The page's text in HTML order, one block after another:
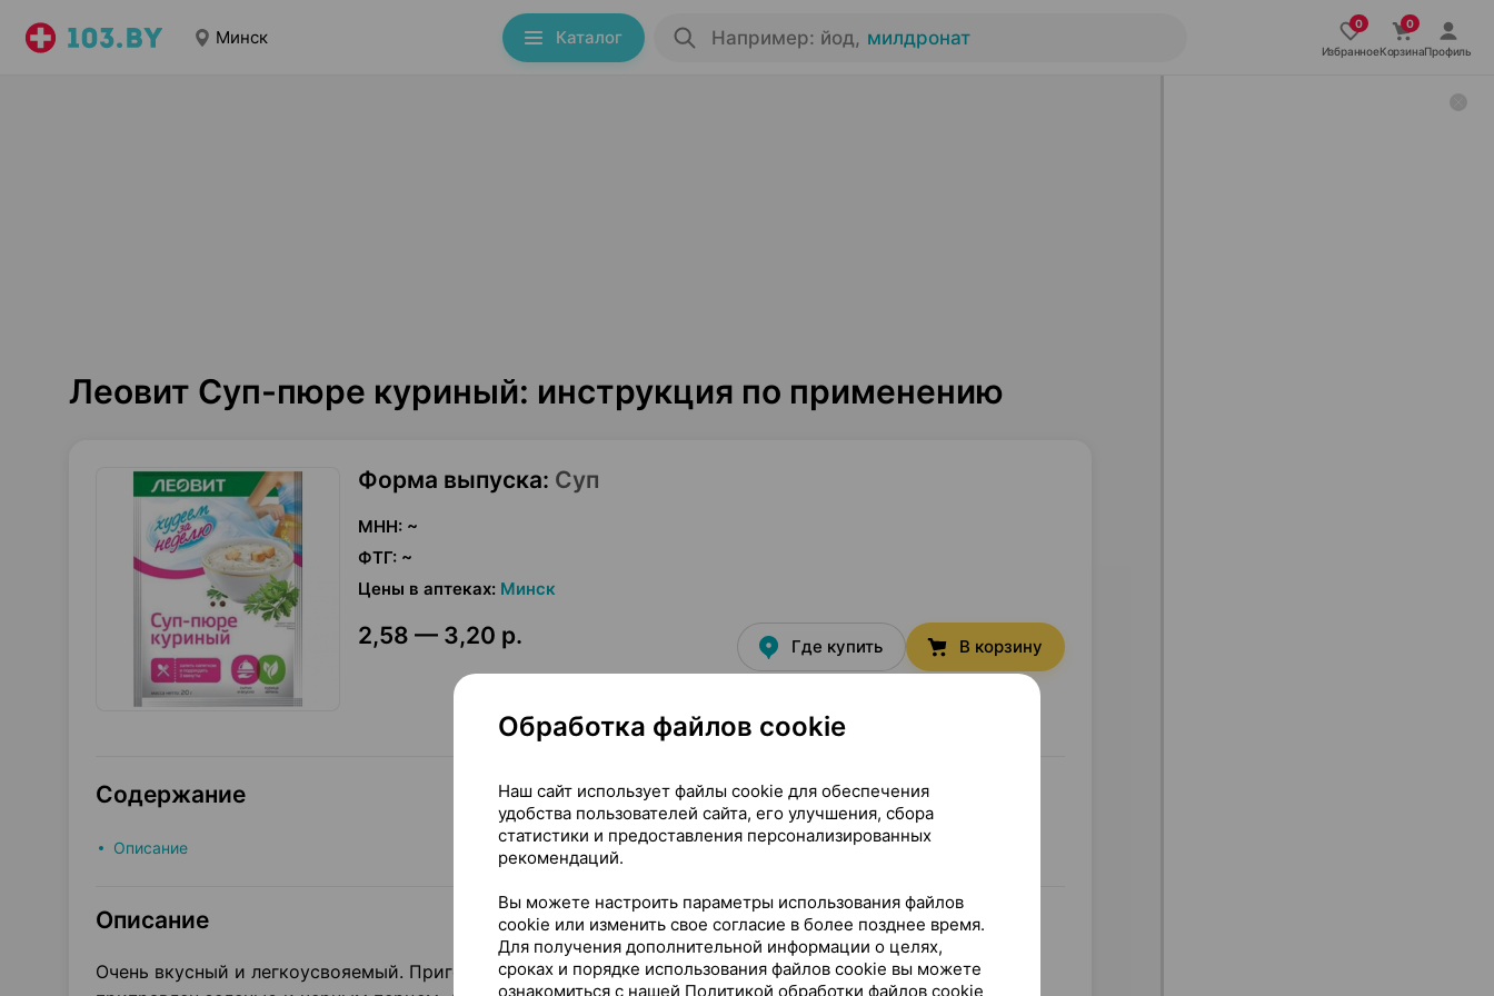
Минск Каталог Например: йод, милдронат
ИзбранноеКорзинаПрофиль
Леовит Суп-пюре куриный: инструкция по применению
Форма выпуска: Суп
МНН: ~
ФТГ: ~
Цены в аптеках: Минск
2,58 — 3,20 р. Где купить В корзину
Содержание
Описание Состав
Описание
Очень вкусный и легкоусвояемый. Приготовлен из классических ингредиентов – курицы и овощей,
Обработка файлов cookie
Наш сайт использует файлы cookie для обеспечения
удобства пользователей сайта, его улучшения, сбора
статистики и предоставления персонализированных
рекомендаций.
Вы можете настроить параметры использования файлов
cookie или изменить свое согласие в более позднее время.
Для получения дополнительной информации о целях,
сроках и порядке использования файлов cookie вы можете
ознакомиться с нашей Политикой обработки файлов cookie